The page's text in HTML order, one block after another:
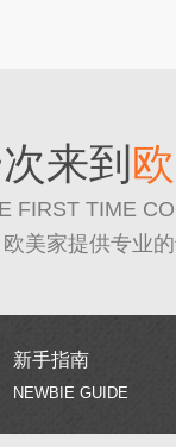
来到
FIRST TIME
美家提供专业
新手指南
NEWBIE GUIDE